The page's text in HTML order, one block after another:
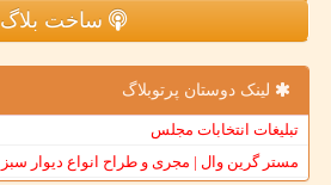
ساخت بلاگ
لینک دوستان پرتوبلاگ
تبلیغات انتخابات مجلس
مستر گرین وال | مجری و طراح انواع دیوار سبز